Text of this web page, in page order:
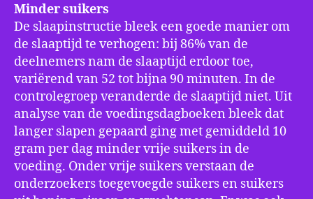
Minder suikers
De slaapinstructie bleek een goede manier om
de slaaptijd te verhogen: bij 86% van de
deelnemers nam de slaaptijd erdoor toe,
variërend van 52 tot bijna 90 minuten. In de
controlegroep veranderde de slaaptijd niet. Uit
analyse van de voedingsdagboeken bleek dat
langer slapen gepaard ging met gemiddeld 10
gram per dag minder vrije suikers in de
voeding. Onder vrije suikers verstaan de
onderzoekers toegevoegde suikers en suikers